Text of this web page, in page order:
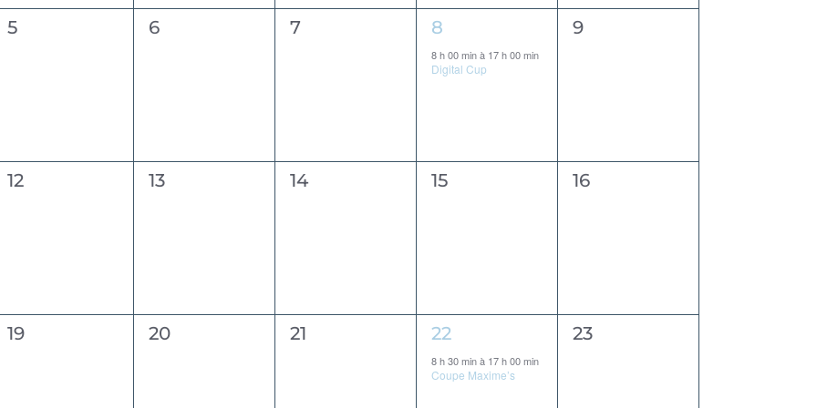
0
5
0
6
0
7
1
évènement,
8
8 h 00 minà 17 h 00 min
Digital Cup
0
9
0
12
0
13
0
14
0
15
0
16
0
19
0
20
0
21
1
évènement,
22
8 h 30 minà 17 h 00 min
Coupe Maxime’s
0
23